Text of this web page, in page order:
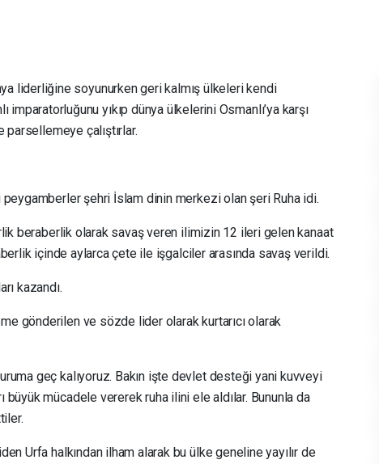
liderliğine soyunurken geri kalmış ülkeleri kendi
imparatorluğunu yıkıp dünya ülkelerini Osmanlı’ya karşı
parsellemeye çalıştırlar.
şehri İslam dinin merkezi olan şeri Ruha idi.
beraberlik olarak savaş veren ilimizin 12 ileri gelen kanaat
içinde aylarca çete ile işgalciler arasında savaş verildi.
kazandı.
gönderilen ve sözde lider olarak kurtarıcı olarak
geç kalıyoruz. Bakın işte devlet desteği yani kuvveyi
mücadele vererek ruha ilini ele aldılar. Bununla da
Urfa halkından ilham alarak bu ülke geneline yayılır de